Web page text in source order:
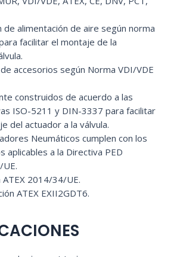
de alimentación de aire según norma
facilitar el montaje de la
accesorios según Norma VDI/VDE
construidos de acuerdo a las
ISO-5211 y DIN-3337 para facilitar
del actuador a la válvula.
Neumáticos cumplen con los
aplicables a la Directiva PED
ATEX 2014/34/UE.
ATEX EXII2GDT6.